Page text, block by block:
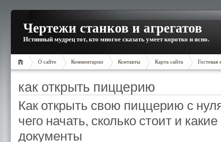
Чертежи станков и агрегатов
Истинный мудрец тот, кто многое сказать умеет коротко и ясно.
О сайте Комментарии Контакты Карта сайта Гостевая
как открыть пиццерию
Как открыть свою пиццерию с
чего начать, сколько стоит и
документы